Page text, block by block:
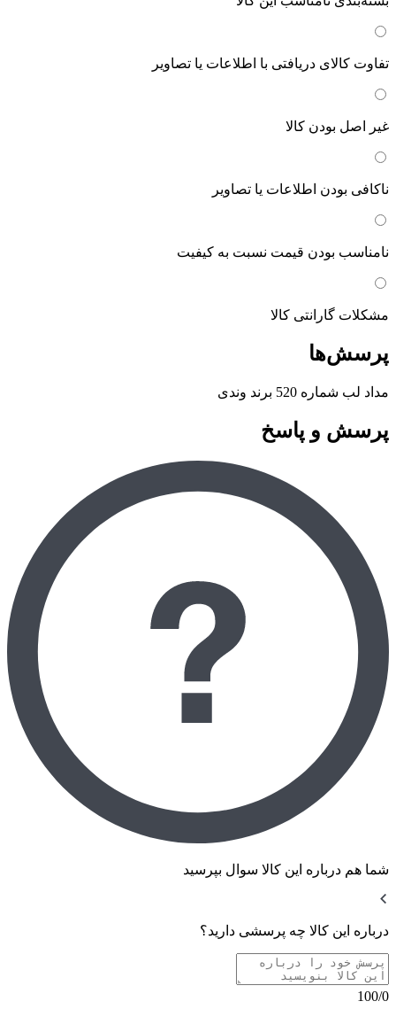
تفاوت کالای دریافتی با اطلاعات یا تصاویر
غیر اصل بودن کالا
ناکافی بودن اطلاعات یا تصاویر
نامناسب بودن قیمت نسبت به کیفیت
مشکلات گارانتی کالا
پرسش‌ها
مداد لب شماره 520 برند وندی
پرسش و پاسخ
شما هم درباره این کالا سوال بپرسید
درباره این کالا چه پرسشی دارید؟
100/0